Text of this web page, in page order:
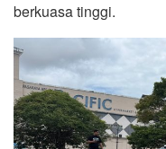
berkuasa tinggi.